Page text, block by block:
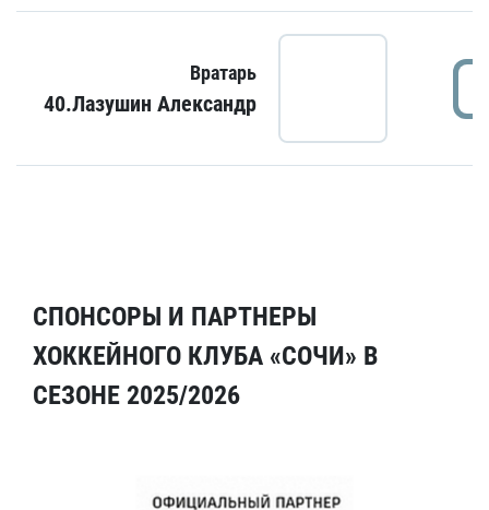
Вратарь
40.Лазушин Александр
СПОНСОРЫ И ПАРТНЕРЫ
ХОККЕЙНОГО КЛУБА «СОЧИ» В
СЕЗОНЕ 2025/2026